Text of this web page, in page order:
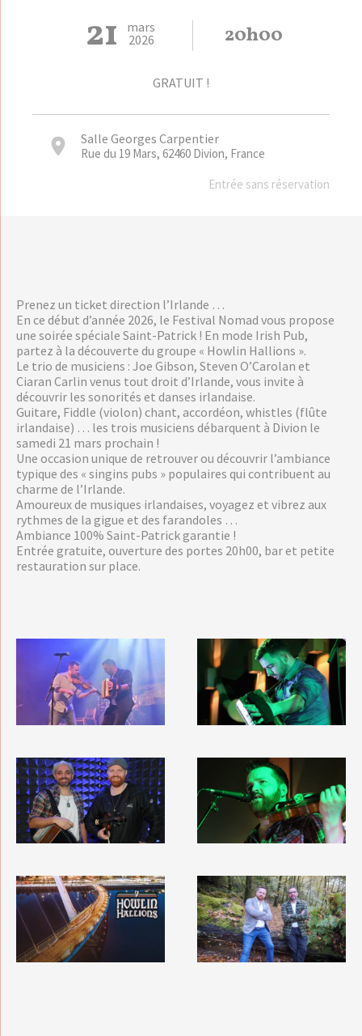
21
mars
2026
20h00
GRATUIT !
Salle Georges Carpentier
Rue du 19 Mars, 62460 Divion, France
Entrée sans réservation
Prenez un ticket direction l’Irlande …
En ce début d’année 2026, le Festival Nomad vous propose
une soirée spéciale Saint-Patrick ! En mode Irish Pub,
partez à la découverte du groupe « Howlin Hallions ».
Le trio de musiciens : Joe Gibson, Steven O’Carolan et
Ciaran Carlin venus tout droit d’Irlande, vous invite à
découvrir les sonorités et danses irlandaise.
Guitare, Fiddle (violon) chant, accordéon, whistles (flûte
irlandaise) … les trois musiciens débarquent à Divion le
samedi 21 mars prochain !
Une occasion unique de retrouver ou découvrir l’ambiance
typique des « singins pubs » populaires qui contribuent au
charme de l’Irlande.
Amoureux de musiques irlandaises, voyagez et vibrez aux
rythmes de la gigue et des farandoles …
Ambiance 100% Saint-Patrick garantie !
Entrée gratuite, ouverture des portes 20h00, bar et petite
restauration sur place.